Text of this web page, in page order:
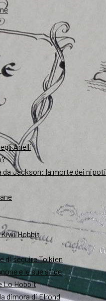
Anelli
da Jackson: la morte dei nipoti
Kiwi Hobbit
di seguire Tolkien
e le sue sfide
Lo Hobbit
dimora di Elrond